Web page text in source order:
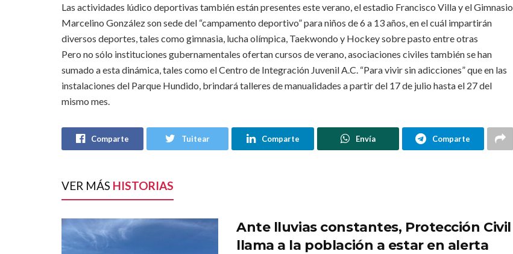
Las actividades lúdico deportivas también están presentes este verano, el estadio Francisco Villa y el Gimnasio
Marcelino González son sede del “campamento deportivo” para niños de 6 a 13 años, en el cuál impartirán
diversos deportes, tales como gimnasia, lucha olímpica, Taekwondo y Hockey sobre pasto entre otras
Pero no sólo instituciones gubernamentales ofertan cursos de verano, asociaciones civiles también se han
sumado a esta dinámica, tales como el Centro de Integración Juvenil A.C. “Para vivir sin adicciones” que en las
instalaciones del Parque Hundido, brindará talleres de manualidades a partir del 17 de julio hasta el 27 del
mismo mes.
Comparte Tuitear Comparte Envía Comparte
VER MÁS HISTORIAS
Ante lluvias constantes, Protección Civil
llama a la población a estar en alerta